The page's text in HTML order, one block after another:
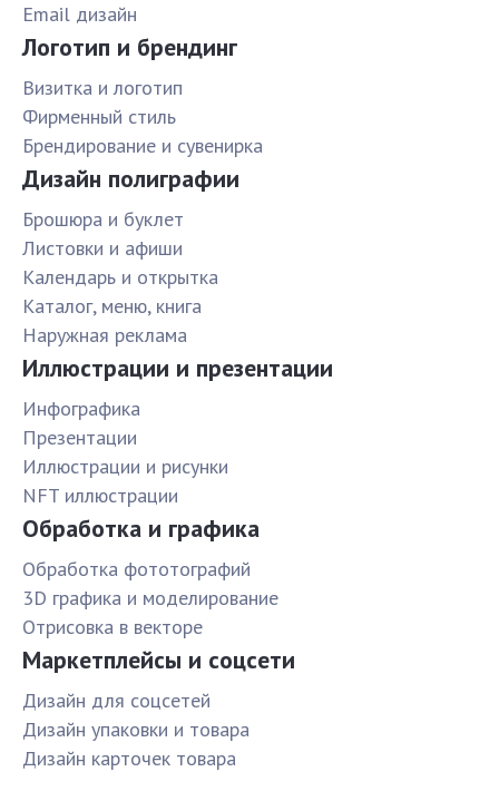
Email дизайн
Логотип и брендинг
Визитка и логотип
Фирменный стиль
Брендирование и сувенирка
Дизайн полиграфии
Брошюра и буклет
Листовки и афиши
Календарь и открытка
Каталог, меню, книга
Наружная реклама
Иллюстрации и презентации
Инфографика
Презентации
Иллюстрации и рисунки
NFT иллюстрации
Обработка и графика
Обработка фототографий
3D графика и моделирование
Отрисовка в векторе
Маркетплейсы и соцсети
Дизайн для соцсетей
Дизайн упаковки и товара
Дизайн карточек товара